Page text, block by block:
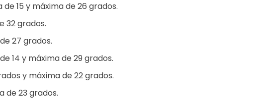
15 y máxima de 26 grados.
32 grados.
27 grados.
14 y máxima de 29 grados.
y máxima de 22 grados.
de 23 grados.